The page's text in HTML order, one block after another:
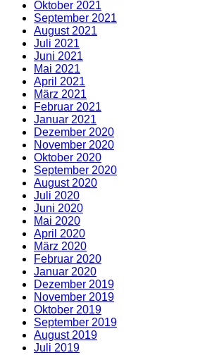
Oktober 2021
September 2021
August 2021
Juli 2021
Juni 2021
Mai 2021
April 2021
März 2021
Februar 2021
Januar 2021
Dezember 2020
November 2020
Oktober 2020
September 2020
August 2020
Juli 2020
Juni 2020
Mai 2020
April 2020
März 2020
Februar 2020
Januar 2020
Dezember 2019
November 2019
Oktober 2019
September 2019
August 2019
Juli 2019